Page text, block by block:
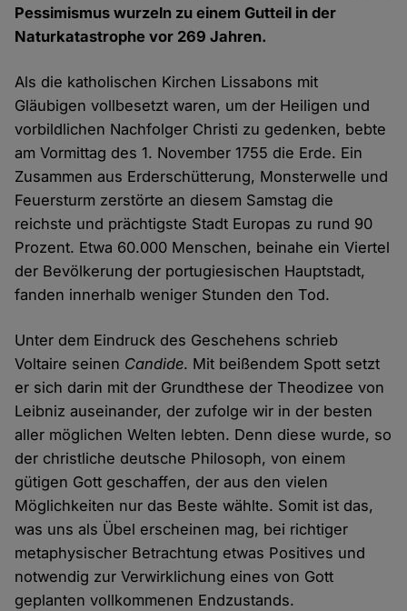
Pessimismus wurzeln zu einem Gutteil in der
Naturkatastrophe vor 269 Jahren.
Als die katholischen Kirchen Lissabons mit
Gläubigen vollbesetzt waren, um der Heiligen und
vorbildlichen Nachfolger Christi zu gedenken, bebte
am Vormittag des 1. November 1755 die Erde. Ein
Zusammen aus Erderschütterung, Monsterwelle und
Feuersturm zerstörte an diesem Samstag die
reichste und prächtigste Stadt Europas zu rund 90
Prozent. Etwa 60.000 Menschen, beinahe ein Viertel
der Bevölkerung der portugiesischen Hauptstadt,
fanden innerhalb weniger Stunden den Tod.
Unter dem Eindruck des Geschehens schrieb
Voltaire seinen Candide. Mit beißendem Spott setzt
er sich darin mit der Grundthese der Theodizee von
Leibniz auseinander, der zufolge wir in der besten
aller möglichen Welten lebten. Denn diese wurde, so
der christliche deutsche Philosoph, von einem
gütigen Gott geschaffen, der aus den vielen
Möglichkeiten nur das Beste wählte. Somit ist das,
was uns als Übel erscheinen mag, bei richtiger
metaphysischer Betrachtung etwas Positives und
notwendig zur Verwirklichung eines von Gott
geplanten vollkommenen Endzustands.